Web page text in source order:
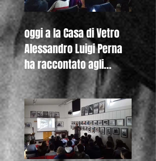
oggi a la Casa di Vetro
Alessandro Luigi Perna
ha raccontato agli
studenti del Liceo De
Nicola di Se